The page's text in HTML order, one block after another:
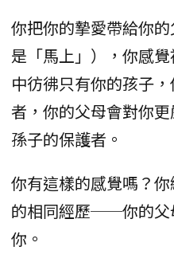
你把你的摯愛帶給你
是「馬上」），你感
中彷彿只有你的孩子
者，你的父母會對你
孫子的保護者。
你有這樣的感覺嗎？
的相同經歷──你的父
你。